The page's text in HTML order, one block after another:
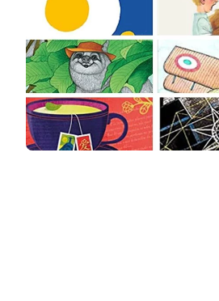
Cursos On line
E-Books
Eventos